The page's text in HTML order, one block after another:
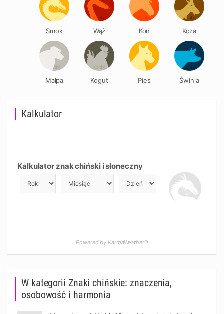
W kategorii Znaki chińskie: znaczenia,
osobowość i harmonia
Kalkulator
Kalkulator znak chiński i słoneczny
Powered by KarmaWeather®
Smok Wąż Koń Koza
Małpa Kogut Pies Świnia